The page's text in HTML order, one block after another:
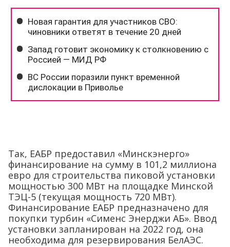
Так, ЕАБР предоставил «Минскэнерго»
финансирование на сумму в 101,2 миллиона
евро для строительства пиковой установки
мощностью 300 МВт на площадке Минской
ТЭЦ-5 (текущая мощность 720 МВт).
Финансирование ЕАБР предназначено для
покупки турбин «Сименс Энерджи АБ». Ввод
установки запланирован на 2022 год, она
необходима для резервирования БелАЭС.